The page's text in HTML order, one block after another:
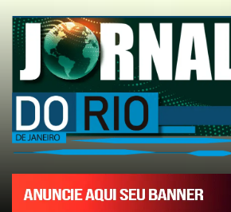
the
content